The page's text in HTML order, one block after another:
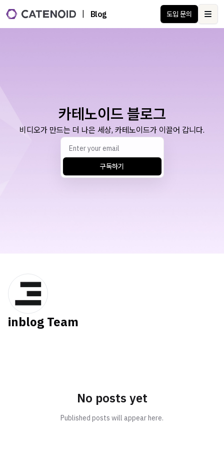
Blog 도입 문의
카테노이드 블로그
비디오가 만드는 더 나은 세상, 카테노이드가 이끌어 갑니다.
구독하기
inblog Team
No posts yet
Published posts will appear here.